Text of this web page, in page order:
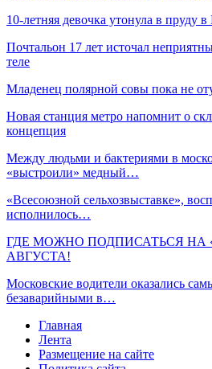
10-летняя девочка утонула в пруду
Почтальон 17 лет источал
теле
Младенец полярной совы пока не
Новая станция метро напомнит о
концепция
Между людьми и бактериями в
«выстроили» медный…
«Всесоюзной сельхозвыставке»,
исполнилось…
ГДЕ МОЖНО ПОДПИСАТЬСЯ НА
АВГУСТА!
Московские водители оказались
безаварийными в…
Главная
Лента
Размещение на сайте